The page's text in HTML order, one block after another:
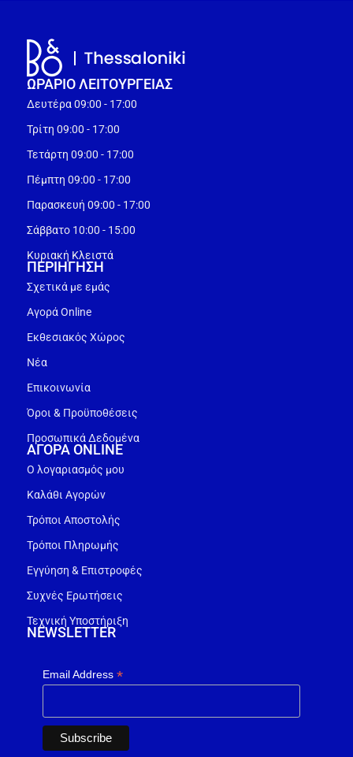
ΩΡΑΡΙΟ ΛΕΙΤΟΥΡΓEΙΑΣ
Δευτέρα 09:00 - 17:00
Τρίτη 09:00 - 17:00
Τετάρτη 09:00 - 17:00
Πέμπτη 09:00 - 17:00
Παρασκευή 09:00 - 17:00
Σάββατο 10:00 - 15:00
Κυριακή Κλειστά
ΠΕΡΙΗΓΗΣΗ
Σχετικά με εμάς
Αγορά Online
Εκθεσιακός Χώρος
Νέα
Επικοινωνία
Όροι & Προϋποθέσεις
Προσωπικά Δεδομένα
ΑΓΟΡΑ ONLINE
Ο λογαριασμός μου
Καλάθι Αγορών
Τρόποι Αποστολής
Τρόποι Πληρωμής
Εγγύηση & Επιστροφές
Συχνές Ερωτήσεις
Τεχνική Υποστήριξη
NEWSLETTER
Email Address *